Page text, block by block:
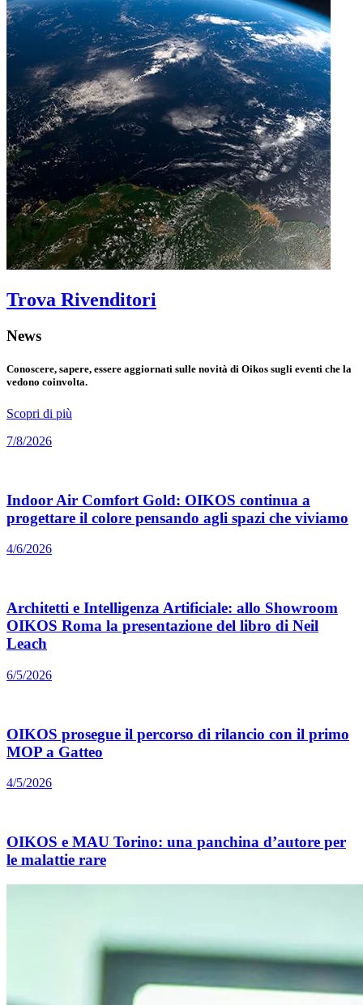
Trova Rivenditori
News
Conoscere, sapere, essere aggiornati sulle novità di Oikos sugli eventi che la
vedono coinvolta.
Scopri di più
7/8/2026
Indoor Air Comfort Gold: OIKOS continua a
progettare il colore pensando agli spazi che viviamo
4/6/2026
Architetti e Intelligenza Artificiale: allo Showroom
OIKOS Roma la presentazione del libro di Neil
Leach
6/5/2026
OIKOS prosegue il percorso di rilancio con il primo
MOP a Gatteo
4/5/2026
OIKOS e MAU Torino: una panchina d’autore per
le malattie rare